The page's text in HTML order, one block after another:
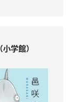
学館）